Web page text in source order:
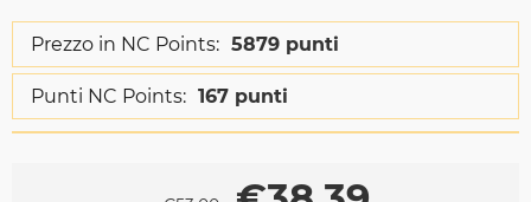
Prezzo in NC Points: 5879 punti
Punti NC Points: 167 punti